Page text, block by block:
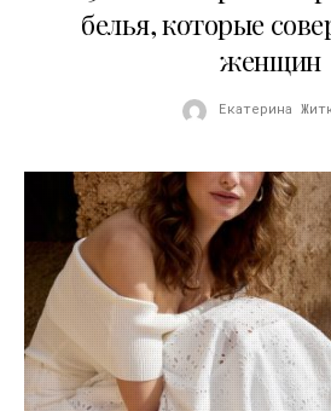
белья, которые
женщин
Екатерина